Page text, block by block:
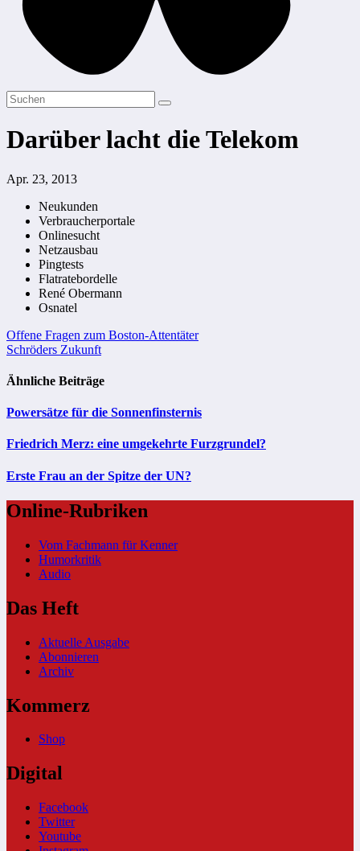
Darüber lacht die Telekom
Apr. 23, 2013
Neukunden
Verbraucherportale
Onlinesucht
Netzausbau
Pingtests
Flatratebordelle
René Obermann
Osnatel
Beitragsnavigation
Offene Fragen zum Boston-Attentäter
Schröders Zukunft
Ähnliche Beiträge
Powersätze für die Sonnenfinsternis
Friedrich Merz: eine umgekehrte Furzgrundel?
Erste Frau an der Spitze der UN?
Online-Rubriken
Vom Fachmann für Kenner
Humorkritik
Audio
Das Heft
Aktuelle Ausgabe
Abonnieren
Archiv
Kommerz
Shop
Digital
Facebook
Twitter
Youtube